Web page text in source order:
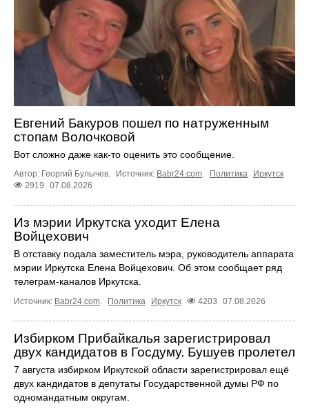
Евгений Бакуров пошел по натруженным
стопам Волочковой
Вот сложно даже как-то оценить это сообщение.
Автор: Георгий Булычев. Источник: Babr24.com Политика
Иркутск
2919
07.08.2026
Из мэрии Иркутска уходит Елена
Войцехович
В отставку подала заместитель мэра, руководитель аппарата
мэрии Иркутска Елена Войцехович. Об этом сообщает ряд
телеграм‑каналов Иркутска.
Источник: Babr24.com Политика Иркутск 4203 07.08.2026
Избирком Прибайкалья зарегистрировал
двух кандидатов в Госдуму. Бушуев пролетел
7 августа избирком Иркутской области зарегистрировал ещё
двух кандидатов в депутаты Государственной думы РФ по
одномандатным округам.